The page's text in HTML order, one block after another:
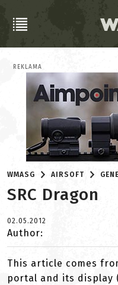
REKLAMA
WMASG AIRSOFT
SRC Dragon
02.05.2012
Author:
This article comes
portal and its display